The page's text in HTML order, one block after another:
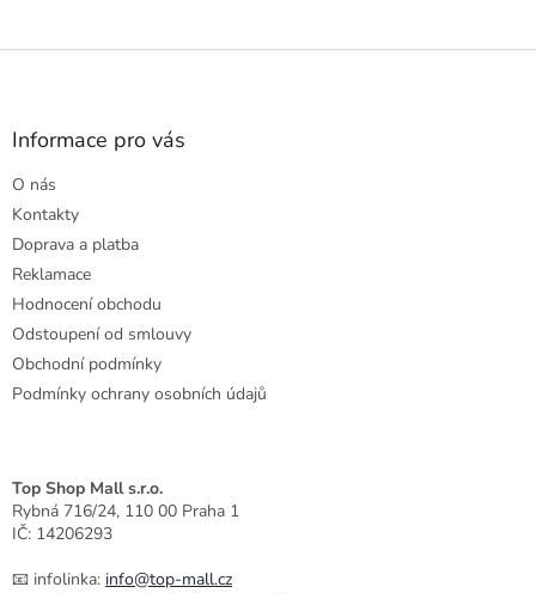
Z
Informace pro vás
O nás
Kontakty
Doprava a platba
Reklamace
Hodnocení obchodu
Odstoupení od smlouvy
Obchodní podmínky
Podmínky ochrany osobních údajů
Top Shop Mall s.r.o.
Rybná 716/24, 110 00 Praha 1
IČ: 14206293
📧 infolinka: info@top-mall.cz